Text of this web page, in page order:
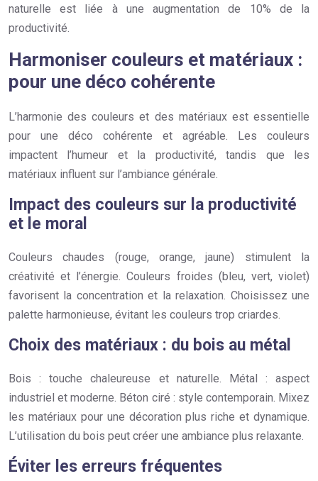
naturelle est liée à une augmentation de 10% de la
productivité.
Harmoniser couleurs et matériaux :
pour une déco cohérente
L’harmonie des couleurs et des matériaux est essentielle
pour une déco cohérente et agréable. Les couleurs
impactent l’humeur et la productivité, tandis que les
matériaux influent sur l’ambiance générale.
Impact des couleurs sur la productivité
et le moral
Couleurs chaudes (rouge, orange, jaune) stimulent la
créativité et l’énergie. Couleurs froides (bleu, vert, violet)
favorisent la concentration et la relaxation. Choisissez une
palette harmonieuse, évitant les couleurs trop criardes.
Choix des matériaux : du bois au métal
Bois : touche chaleureuse et naturelle. Métal : aspect
industriel et moderne. Béton ciré : style contemporain. Mixez
les matériaux pour une décoration plus riche et dynamique.
L’utilisation du bois peut créer une ambiance plus relaxante.
Éviter les erreurs fréquentes